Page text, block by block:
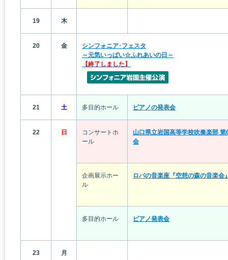
19 木
20 金
シンフォニア･フェスタ
～元気いっぱい☆ふれあいの日～
【終了しました】
21 土 多目的ホール ピアノの発表会
22 日
コンサートホ
ール
山口県立岩国高等学校吹奏楽部
会
企画展示ホー
ル
ロバの音楽座『空想の森の音楽会
多目的ホール ピアノ発表会
23 月